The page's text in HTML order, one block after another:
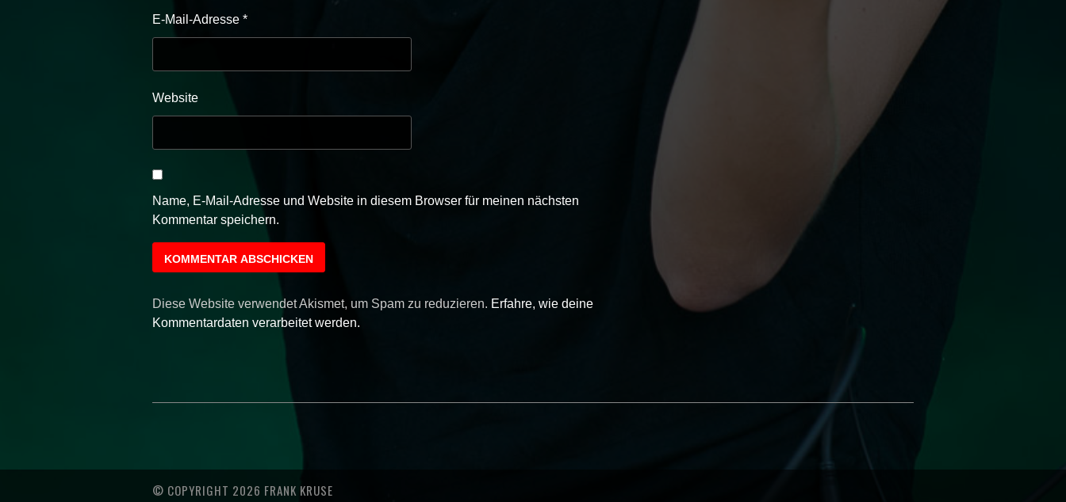
E-Mail-Adresse *
Website
Name, E-Mail-Adresse und Website in diesem Browser für meinen nächsten
Kommentar speichern.
Diese Website verwendet Akismet, um Spam zu reduzieren. Erfahre, wie deine
Kommentardaten verarbeitet werden.
© COPYRIGHT 2026 FRANK KRUSE